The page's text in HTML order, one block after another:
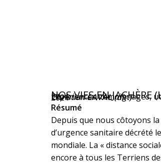
NOS VIES EN JACHÈRE
Expériences, témoignages,
Christian LAVAL (dir.)
2021
Résumé
Depuis que nous côtoyons
d’urgence sanitaire décrété
mondiale. La « distance
encore à tous les Terriens